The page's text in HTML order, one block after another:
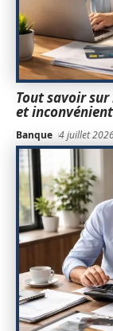
Tout savoir
et
Banque 4 juillet